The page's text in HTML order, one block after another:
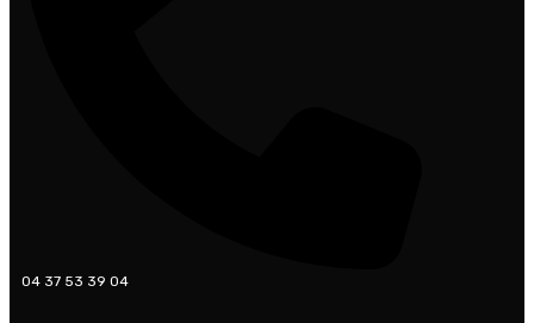
04 37 53 39 04